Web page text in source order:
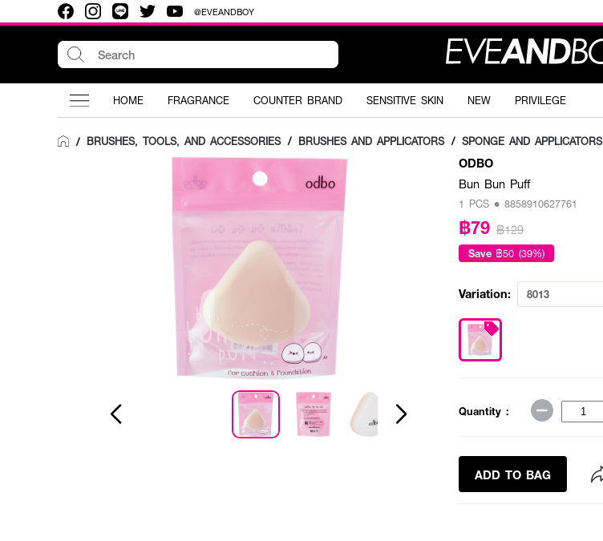
@EVEANDBOY
HOME FRAGRANCE COUNTER BRAND SENSITIVE SKIN NEW PRIVILEGE
/ BRUSHES, TOOLS, AND ACCESSORIES / BRUSHES AND APPLICATORS / SPONGE AND APPLICATORS
ODBO
Bun Bun Puff
1 PCS • 8858910627761
฿79 ฿129
Save ฿50 (39%)
Variation: 8013
Quantity :
ADD TO BAG